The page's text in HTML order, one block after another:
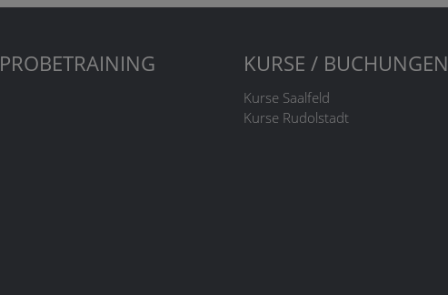
PROBETRAINING KURSE / BUCHUNGEN
Kurse Saalfeld
Kurse Rudolstadt